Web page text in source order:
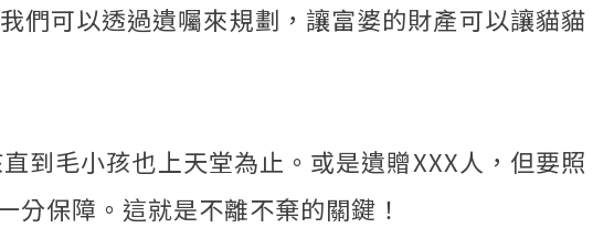
們可以透過遺囑來規劃，讓富婆的財產可以讓貓貓
到毛小孩也上天堂為止。或是遺贈XXX人，但要照
保障。這就是不離不棄的關鍵！